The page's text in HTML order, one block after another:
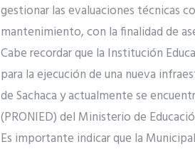
gestionar las evaluaciones técnicas
mantenimiento, con la finalidad de
Cabe recordar que la Institución
para la ejecución de una nueva
de Sachaca y actualmente se
(PRONIED) del Ministerio de
Es importante indicar que la